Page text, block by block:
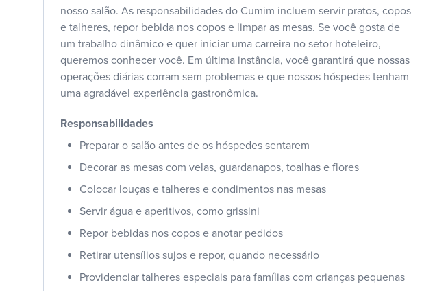
nosso salão. As responsabilidades do Cumim incluem servir pratos, copos
e talheres, repor bebida nos copos e limpar as mesas. Se você gosta de
um trabalho dinâmico e quer iniciar uma carreira no setor hoteleiro,
queremos conhecer você. Em última instância, você garantirá que nossas
operações diárias corram sem problemas e que nossos hóspedes tenham
uma agradável experiência gastronômica.
Responsabilidades
Preparar o salão antes de os hóspedes sentarem
Decorar as mesas com velas, guardanapos, toalhas e flores
Colocar louças e talheres e condimentos nas mesas
Servir água e aperitivos, como grissini
Repor bebidas nos copos e anotar pedidos
Retirar utensílios sujos e repor, quando necessário
Providenciar talheres especiais para famílias com crianças pequenas